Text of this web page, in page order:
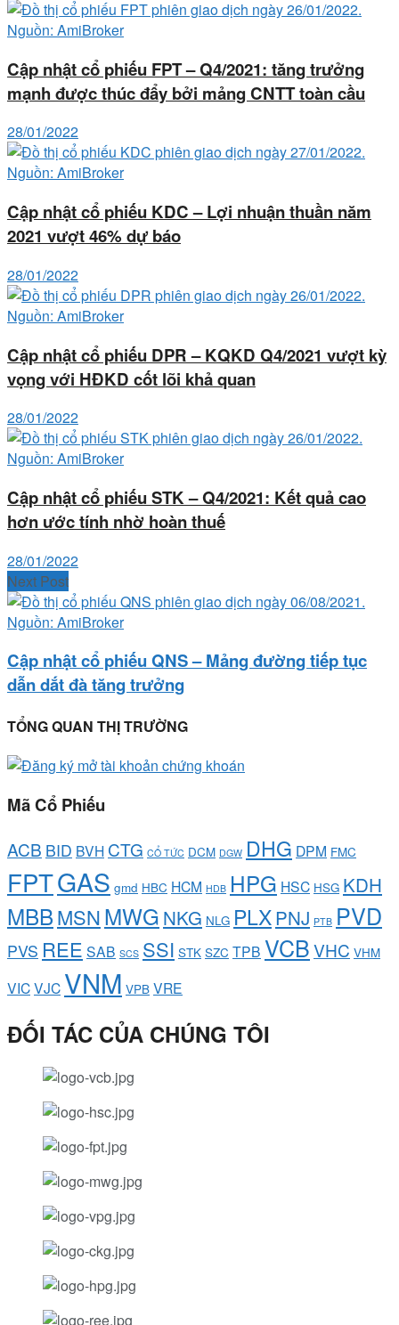
Cập nhật cổ phiếu FPT – Q4/2021: tăng trưởng
mạnh được thúc đẩy bởi mảng CNTT toàn cầu
28/01/2022
Cập nhật cổ phiếu KDC – Lợi nhuận thuần năm
2021 vượt 46% dự báo
28/01/2022
Cập nhật cổ phiếu DPR – KQKD Q4/2021 vượt kỳ
vọng với HĐKD cốt lõi khả quan
28/01/2022
Cập nhật cổ phiếu STK – Q4/2021: Kết quả cao
hơn ước tính nhờ hoàn thuế
28/01/2022
Next Post
Cập nhật cổ phiếu QNS – Mảng đường tiếp tục
dẫn dắt đà tăng trưởng
TỔNG QUAN THỊ TRƯỜNG
Mã Cổ Phiếu
ACB BID BVH CTG CỔ TỨC DCM DGW DHG DPM FMC
FPTGAS gmd HBC HCM HDB HPG HSC HSG KDH
MBBMSNMWG NKG NLG PLXPNJ PTB PVD
PVS REE SAB SCS SSI STK SZC TPB VCBVHC VHM
VICVJC VNM VPB VRE
ĐỐI TÁC CỦA CHÚNG TÔI